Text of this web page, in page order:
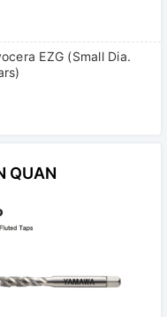
EZG (Small Dia.
QUAN